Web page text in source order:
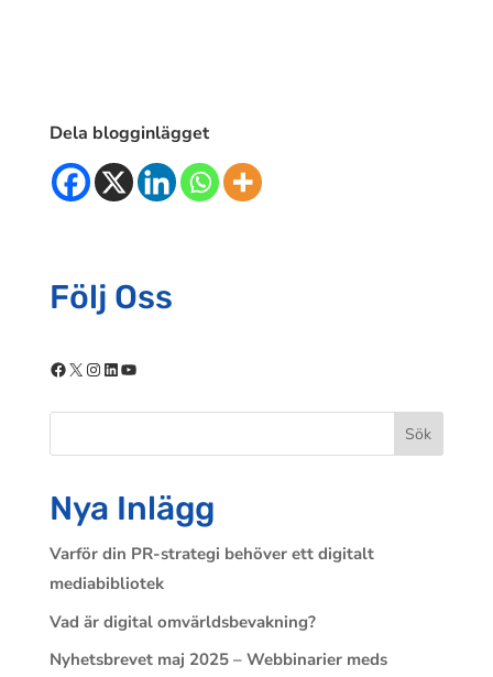
Dela blogginlägget
Följ Oss
Facebook
X Instagram
LinkedIn
YouTube
Sök
Nya Inlägg
Varför din PR-strategi behöver ett digitalt
mediabibliotek
Vad är digital omvärldsbevakning?
Nyhetsbrevet maj 2025 – Webbinarier meds